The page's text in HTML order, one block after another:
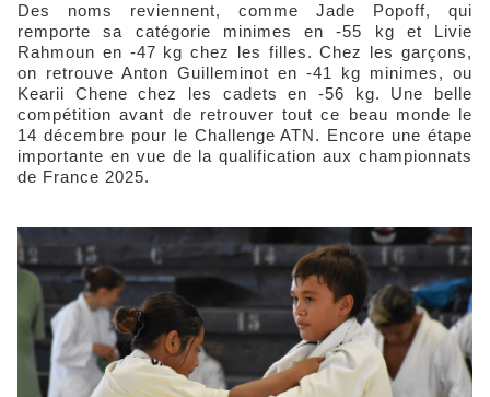
Des noms reviennent, comme Jade Popoff, qui
remporte sa catégorie minimes en -55 kg et Livie
Rahmoun en -47 kg chez les filles. Chez les garçons,
on retrouve Anton Guilleminot en -41 kg minimes, ou
Kearii Chene chez les cadets en -56 kg. Une belle
compétition avant de retrouver tout ce beau monde le
14 décembre pour le Challenge ATN. Encore une étape
importante en vue de la qualification aux championnats
de France 2025.